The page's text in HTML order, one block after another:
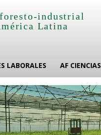
industrial
Latina
LABORALES AF CIENCIAS